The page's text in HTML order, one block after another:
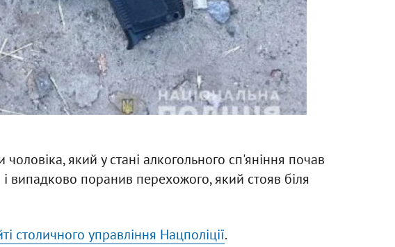
чоловіка, який у стані алкогольного сп'яніння почав
і випадково поранив перехожого, який стояв біля
столичного управління Нацполіції.